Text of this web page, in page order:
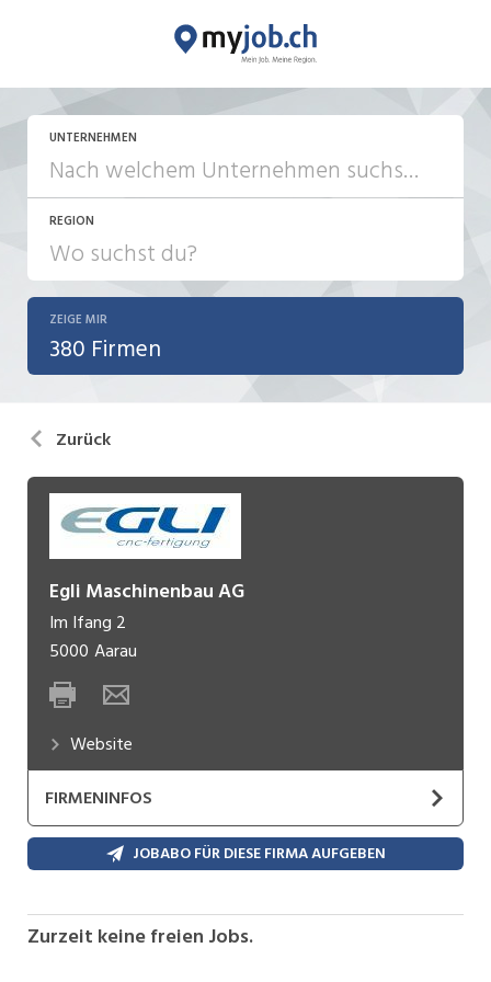
UNTERNEHMEN
REGION
ZEIGE MIR
380 Firmen
Zurück
Egli Maschinenbau AG
Im Ifang 2
5000 Aarau
Website
FIRMENINFOS
Die Egli Maschinenbau AG besteht schon seit 3
Generationen. Einst als Schlosserei von Hans Egli
heute der Sohn von Werner Egli die Firma nun seit
JOBABO FÜR DIESE FIRMA AUFGEBEN
Zurzeit keine freien Jobs.